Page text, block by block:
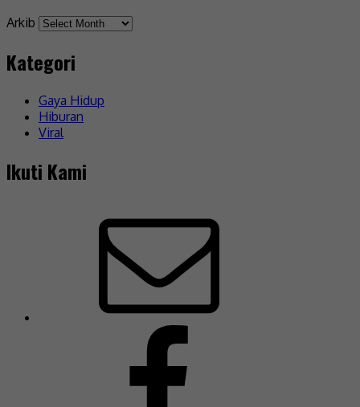
Arkib
Kategori
Gaya Hidup
Hiburan
Viral
Ikuti Kami